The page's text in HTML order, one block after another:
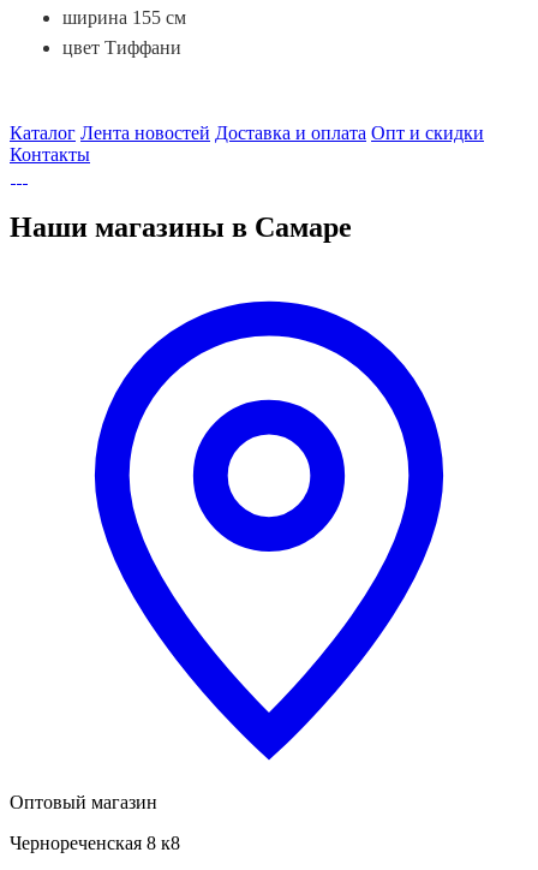
ширина 155 см
цвет Тиффани
Каталог Лента новостей Доставка и оплата Опт и скидки
Контакты
Наши магазины в Самаре
Оптовый магазин
Чернореченская 8 к8